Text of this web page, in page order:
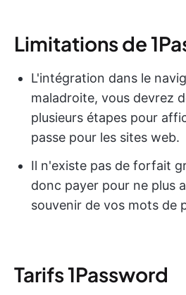
Limitations de
L'intégration dans le
maladroite, vous devrez
plusieurs étapes pour
passe pour les sites web.
Il n'existe pas de forfait
donc payer pour ne plus
souvenir de vos mots de
Tarifs 1Password